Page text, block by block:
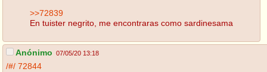
>>72839
En tuister negrito, me encontraras como sardinesama
Anónimo 07/05/20 13:18
/#/ 72844